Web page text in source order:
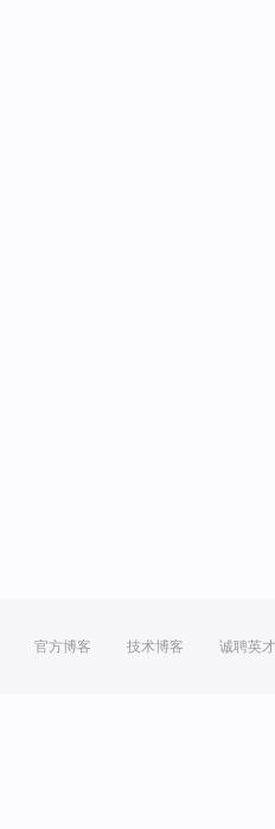
官方博客 技术博客 诚聘英才